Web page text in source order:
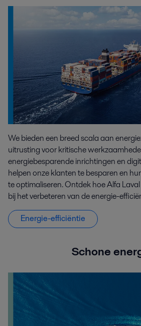
We bieden een breed scala aan
uitrusting voor kritische
energiebesparende inrichtingen en
helpen onze klanten te besparen en
te optimaliseren. Ontdek hoe Alfa
bij het verbeteren van de energie-
Energie-efficiëntie
Schone